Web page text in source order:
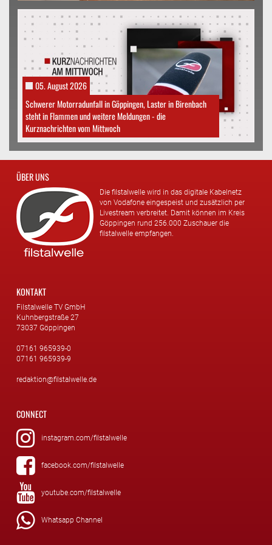
05. August 2026
Schwerer Motorradunfall in Göppingen, Laster in Birenbach
steht in Flammen und weitere Meldungen - die
Kurznachrichten vom Mittwoch
ÜBER UNS
Die filstalwelle wird in das digitale Kabelnetz
von Vodafone eingespeist und zusätzlich per
Livestream verbreitet. Damit können im Kreis
Göppingen rund 256.000 Zuschauer die
filstalwelle empfangen.
KONTAKT
Filstalwelle TV GmbH
Kuhnbergstraße 27
73037 Göppingen
07161 965939-0
07161 965939-9
redaktion@filstalwelle.de
CONNECT
instagram.com/filstalwelle
facebook.com/filstalwelle
youtube.com/filstalwelle
Whatsapp Channel